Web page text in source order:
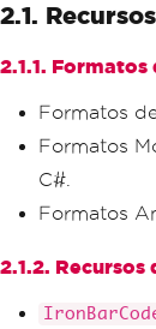
2.1.
2.1.1.
Formatos
Formatos
C#.
Formatos
2.1.2.